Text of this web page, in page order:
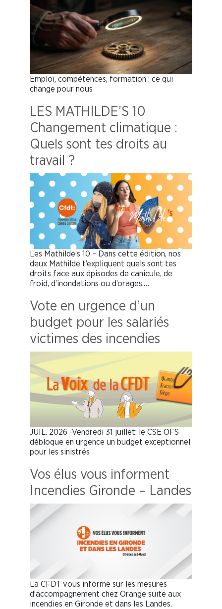
Emploi, compétences, formation : ce qui
change pour nous
LES MATHILDE’S 10
Changement climatique :
Quels sont tes droits au
travail ?
Les Mathilde’s 10 – Dans cette édition, nos
deux Mathilde t’expliquent quels sont tes
droits face aux épisodes de canicule, de
froid, d’inondations ou d’orages.…
Vote en urgence d’un
budget pour les salariés
victimes des incendies
JUIL. 2026 -Vendredi 31 juillet: le CSE OFS
débloque en urgence un budget exceptionnel
pour les sinistrés
Vos élus vous informent
Incendies Gironde – Landes
La CFDT vous informe sur les mesures
d’accompagnement chez Orange suite aux
incendies en Gironde et dans les Landes.